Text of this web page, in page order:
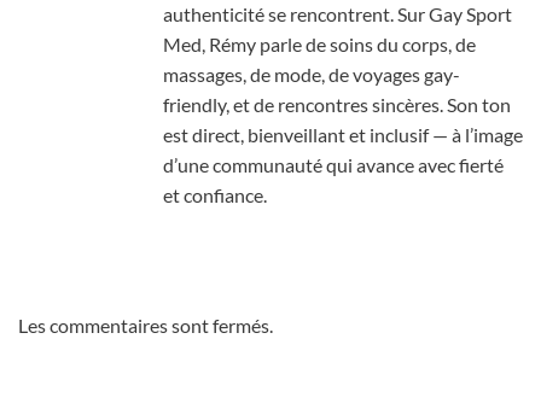
authenticité se rencontrent. Sur Gay Sport
Med, Rémy parle de soins du corps, de
massages, de mode, de voyages gay-
friendly, et de rencontres sincères. Son ton
est direct, bienveillant et inclusif — à l’image
d’une communauté qui avance avec fierté
et confiance.
Les commentaires sont fermés.